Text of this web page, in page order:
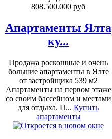
808.500.000 руб
Апартаменты Ялта
ку...
Продажа роскошные и очень
большие апартаменты в Ялте
от застройщика 539 м2
Апартаменты на первом этаже
со своим бассейном и местами
для отдыха. П... Купить
апартаменты